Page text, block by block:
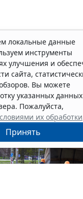
локальные данные
инструменты
улучшения и
сайта,
Вы можете
указанных
Пожалуйста,
их обработки
Принять